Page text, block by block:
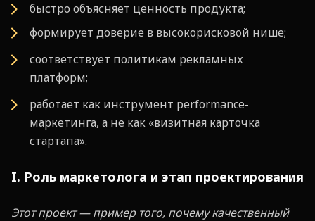
быстро объясняет ценность продукта;
формирует доверие в высокорисковой нише;
соответствует политикам рекламных
платформ;
работает как инструмент performance-
маркетинга, а не как «визитная карточка
стартапа».
I. Роль маркетолога и этап проектирования
Этот проект — пример того, почему качественный